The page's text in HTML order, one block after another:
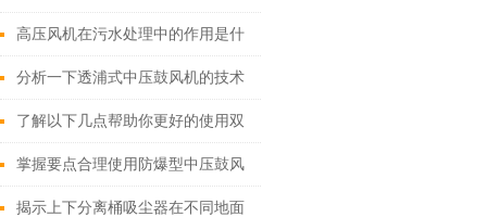
证其性能优异？
高压风机在污水处理中的作用是什
么呢
分析一下透浦式中压鼓风机的技术
原理
了解以下几点帮助你更好的使用双
段式高压鼓风机
掌握要点合理使用防爆型中压鼓风
机
揭示上下分离桶吸尘器在不同地面